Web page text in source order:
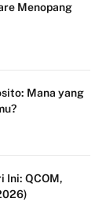
Menopang
Mana yang
Ini: QCOM,